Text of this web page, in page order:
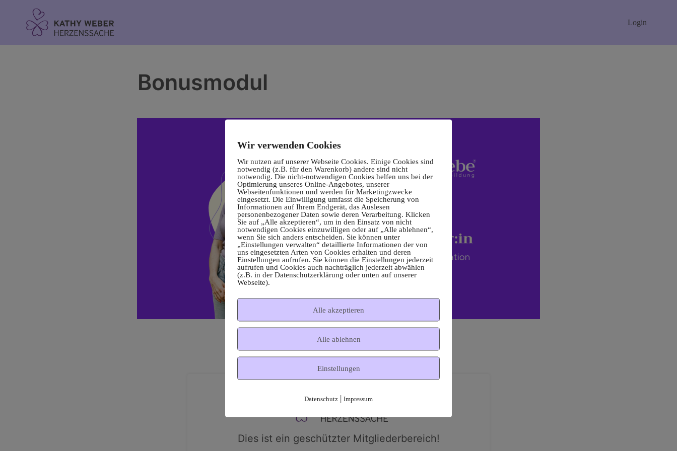
Login
Bonusmodul
Dies ist ein geschützter Mitgliederbereich!
Wir verwenden Cookies
Wir nutzen auf unserer Webseite Cookies. Einige Cookies sind
notwendig (z.B. für den Warenkorb) andere sind nicht
notwendig. Die nicht-notwendigen Cookies helfen uns bei der
Optimierung unseres Online-Angebotes, unserer
Webseitenfunktionen und werden für Marketingzwecke
eingesetzt. Die Einwilligung umfasst die Speicherung von
Informationen auf Ihrem Endgerät, das Auslesen
personenbezogener Daten sowie deren Verarbeitung. Klicken
Sie auf „Alle akzeptieren“, um in den Einsatz von nicht
notwendigen Cookies einzuwilligen oder auf „Alle ablehnen“,
wenn Sie sich anders entscheiden. Sie können unter
„Einstellungen verwalten“ detaillierte Informationen der von
uns eingesetzten Arten von Cookies erhalten und deren
Einstellungen aufrufen. Sie können die Einstellungen jederzeit
aufrufen und Cookies auch nachträglich jederzeit abwählen
(z.B. in der Datenschutzerklärung oder unten auf unserer
Webseite).
Alle akzeptieren
Alle ablehnen
Einstellungen
Datenschutz | Impressum